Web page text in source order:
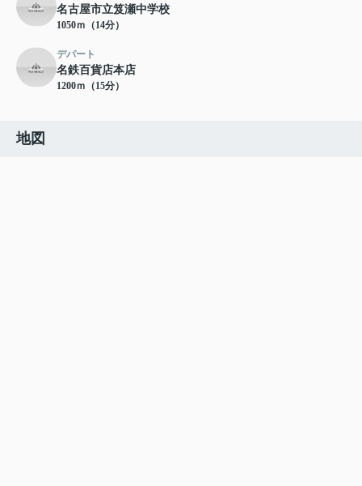
名古屋市立笈瀬中学校
1050ｍ（14分）
デパート
名鉄百貨店本店
1200ｍ（15分）
地図